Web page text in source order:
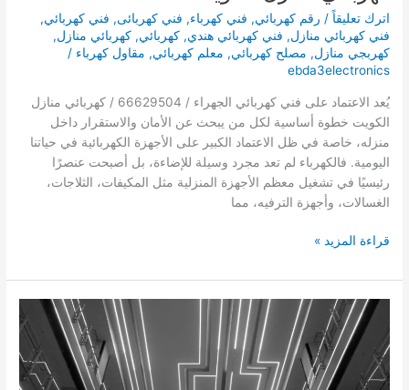
اترك تعليقاً / رقم كهربائي, فني كهرباء, فني كهربائى, فني كهربائي,
فني كهربائي منازل, فني كهربائي هندي,كهربائي,كهربائي منازل,
كهربجي منازل, مصلح كهربائي, معلم كهربائي, مقاول كهرباء /
ebda3electronics
يُعد الاعتماد على فني كهربائي الجهراء / 66629504 / كهربائي منازل
الكويت خطوة أساسية لكل من يبحث عن الأمان والاستقرار داخل
منزله، خاصة في ظل الاعتماد الكبير على الأجهزة الكهربائية في حياتنا
اليومية. فالكهرباء لم تعد مجرد وسيلة للإضاءة، بل أصبحت عنصرًا
رئيسيًا في تشغيل معظم الأجهزة المنزلية مثل المكيفات، الثلاجات،
الغسالات، وأجهزة الترفيه، مما
فني
الجهراء
/
66992239
/
كهربائي
منازل
قراءة المزيد »